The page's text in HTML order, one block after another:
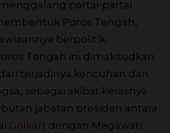
partai-partai
Poros Tengah,
berpolitik.
Tengah ini dimaksudkan
terjadinya kericuhan dan
sebagai akibat kerasnya
jabatan presiden antara
Golkar) dengan Megawati